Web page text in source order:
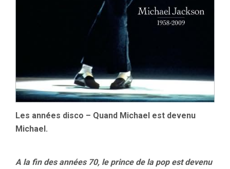
Les années disco – Quand Michael est devenu
Michael.
A la fin des années 70, le prince de la pop est devenu